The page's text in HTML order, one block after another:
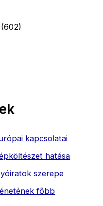
(602)
kapcsolatai
hatása
szerepe
főbb